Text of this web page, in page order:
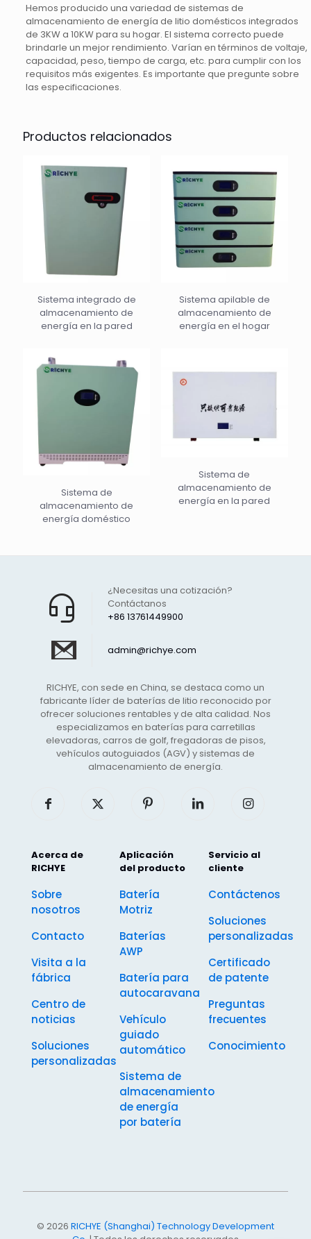
Hemos producido una variedad de sistemas de
almacenamiento de energía de litio domésticos integrados
de 3KW a 10KW para su hogar. El sistema correcto puede
brindarle un mejor rendimiento. Varían en términos de voltaje,
capacidad, peso, tiempo de carga, etc. para cumplir con los
requisitos más exigentes. Es importante que pregunte sobre
las especificaciones.
Productos relacionados
Sistema integrado de
almacenamiento de
energía en la pared
Sistema apilable de
almacenamiento de
energía en el hogar
Sistema de
almacenamiento de
energía doméstico
Sistema de
almacenamiento de
energía en la pared
+86 13761449900
¿Necesitas una cotización?
Contáctanos
admin@richye.com
RICHYE, con sede en China, se destaca como un
fabricante líder de baterías de litio reconocido por
ofrecer soluciones rentables y de alta calidad. Nos
especializamos en baterías para carretillas
elevadoras, carros de golf, fregadoras de pisos,
vehículos autoguiados (AGV) y sistemas de
almacenamiento de energía.
Acerca de
RICHYE
Sobre
nosotros
Contacto
Visita a la
fábrica
Centro de
noticias
Soluciones
personalizadas
Aplicación
del producto
Batería
Motriz
Baterías
AWP
Batería para
autocaravana
Vehículo
guiado
automático
Sistema de
almacenamiento
de energía
por batería
Servicio al
cliente
Contáctenos
Soluciones
personalizadas
Certificado
de patente
Preguntas
frecuentes
Conocimiento
© 2026 RICHYE (Shanghai) Technology Development